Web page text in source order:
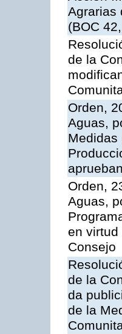
Agrarias
(BOC
de la
Orden,
Aguas,
Medidas
Orden,
Aguas,
en virtud
Consejo
de la
da
de la